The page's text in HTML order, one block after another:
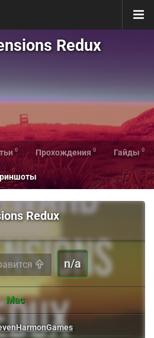
Redux
0 Прохождения 0 Гайды 0
Redux
n/a
Mac